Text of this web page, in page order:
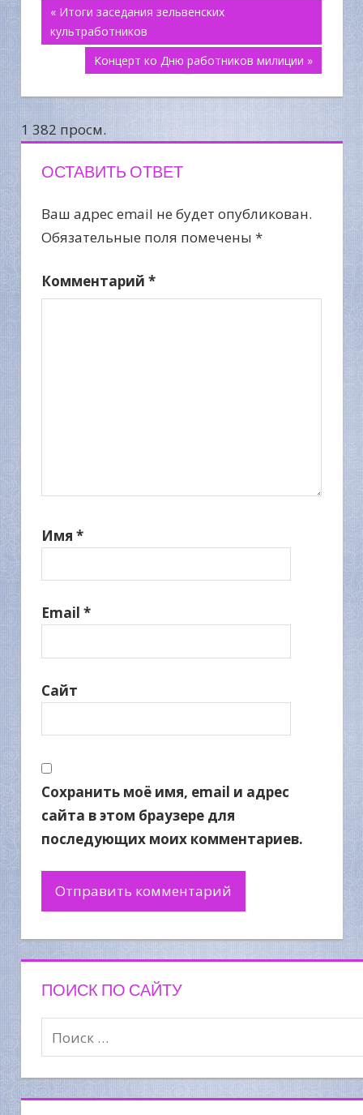
Навигация
по
« Итоги заседания зельвенских
культработников
Концерт ко Дню работников милиции »
1 382 просм.
ОСТАВИТЬ ОТВЕТ
Ваш адрес email не будет опубликован.
Обязательные поля помечены *
Комментарий *
Имя *
Email *
Сайт
Сохранить моё имя, email и адрес
сайта в этом браузере для
последующих моих комментариев.
ПОИСК ПО САЙТУ